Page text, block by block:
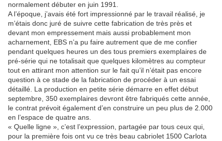
normalement débuter en juin 1991.
A l’époque, j’avais été fort impressionné par le travail réalisé, je
m’étais donc juré de suivre cette fabrication de très près et
devant mon empressement mais aussi probablement mon
acharnement, EBS n’a pu faire autrement que de me confier
pendant quelques heures un des tous premiers exemplaires de
pré-série qui ne totalisait que quelques kilomètres au compteur
tout en attirant mon attention sur le fait qu’il n’était pas encore
question à ce stade de la fabrication de procéder à un essai
détaillé. La production en petite série démarre en effet début
septembre, 350 exemplaires devront être fabriqués cette année,
le contrat prévoit également d’en construire un peu plus de 2.000
en l’espace de quatre ans.
« Quelle ligne », c’est l’expression, partagée par tous ceux qui,
pour la première fois ont vu ce très beau cabriolet 1500 Carlota